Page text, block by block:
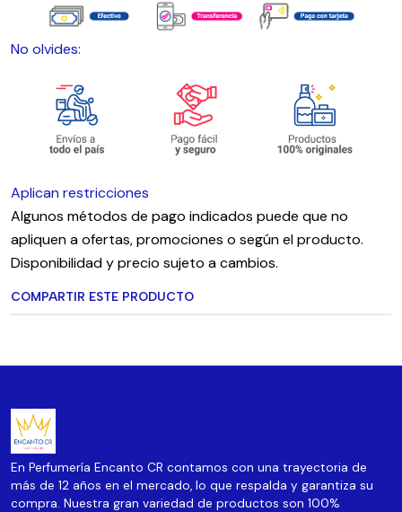
No olvides:
Aplican restricciones
Algunos métodos de pago indicados puede que no
apliquen a ofertas, promociones o según el producto.
Disponibilidad y precio sujeto a cambios.
COMPARTIR ESTE PRODUCTO
En Perfumería Encanto CR contamos con una trayectoria de
más de 12 años en el mercado, lo que respalda y garantiza su
compra. Nuestra gran variedad de productos son 100%